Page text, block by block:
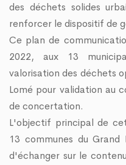
des déchets solides
renforcer le dispositif de
Ce plan de
2022, aux 13
valorisation des déchets
Lomé pour validation au
de concertation.
L'objectif principal de
13 communes du
d'échanger sur le